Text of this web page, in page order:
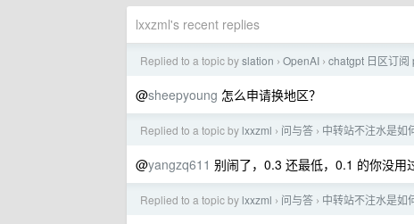
lxxzml's recent replies
Replied to a topic byslation › OpenAI › chatgpt 日区订阅
@sheepyoung 怎么申请换地区？
Replied to a topic by lxxzml › 问与答 › 中转站不注水是如
@yangzq611 别闹了，0.3 还最低，0.1 的你没用
Replied to a topic by lxxzml › 问与答 › 中转站不注水是如